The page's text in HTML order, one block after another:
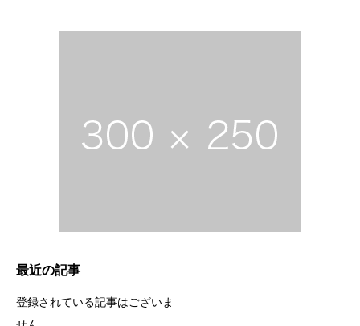
最近の記事
登録されている記事はございま